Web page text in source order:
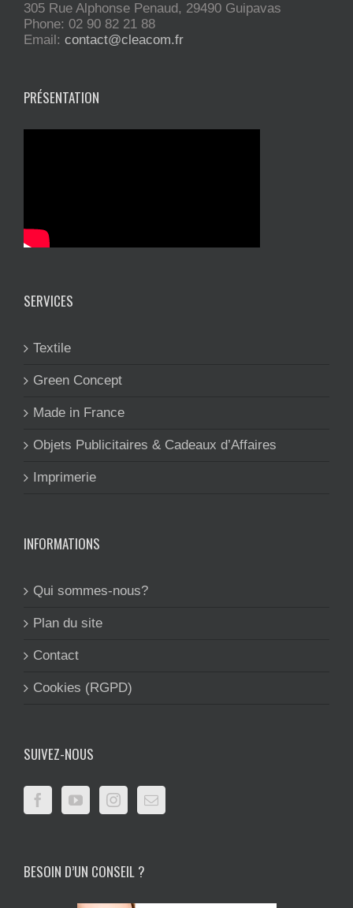
305 Rue Alphonse Penaud, 29490 Guipavas
Phone: 02 90 82 21 88
Email: contact@cleacom.fr
PRÉSENTATION
SERVICES
Textile
Green Concept
Made in France
Objets Publicitaires & Cadeaux d’Affaires
Imprimerie
INFORMATIONS
Qui sommes-nous?
Plan du site
Contact
Cookies (RGPD)
SUIVEZ-NOUS
BESOIN D’UN CONSEIL ?